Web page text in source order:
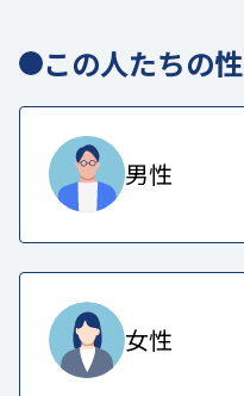
この人たちの
男性
女性